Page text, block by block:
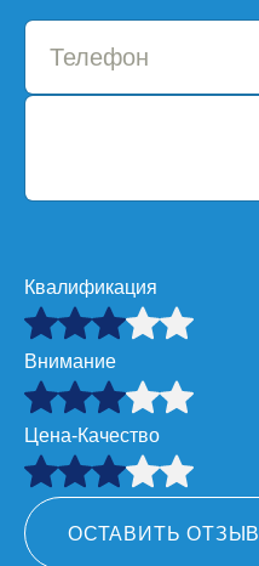
Квалификация
Внимание
Цена-Качество
ОСТАВИТЬ ОТЗЫВ